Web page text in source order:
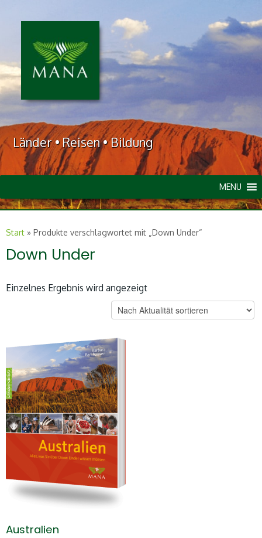
Länder • Reisen • Bildung
MENU
Start » Produkte verschlagwortet mit „Down Under“
Down Under
Einzelnes Ergebnis wird angezeigt
Australien